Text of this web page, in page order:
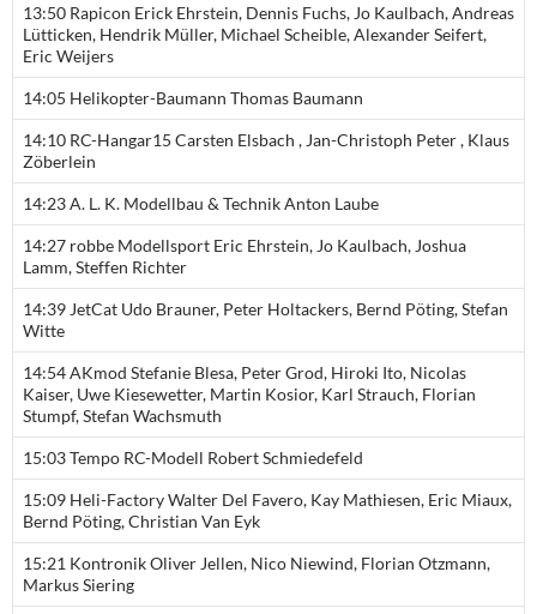
13:50 Rapicon Erick Ehrstein, Dennis Fuchs, Jo Kaulbach, Andreas
Lütticken, Hendrik Müller, Michael Scheible, Alexander Seifert,
Eric Weijers
14:05 Helikopter-Baumann Thomas Baumann
14:10 RC-Hangar15 Carsten Elsbach , Jan-Christoph Peter , Klaus
Zöberlein
14:23 A. L. K. Modellbau & Technik Anton Laube
14:27 robbe Modellsport Eric Ehrstein, Jo Kaulbach, Joshua
Lamm, Steffen Richter
14:39 JetCat Udo Brauner, Peter Holtackers, Bernd Pöting, Stefan
Witte
14:54 AKmod Stefanie Blesa, Peter Grod, Hiroki Ito, Nicolas
Kaiser, Uwe Kiesewetter, Martin Kosior, Karl Strauch, Florian
Stumpf, Stefan Wachsmuth
15:03 Tempo RC-Modell Robert Schmiedefeld
15:09 Heli-Factory Walter Del Favero, Kay Mathiesen, Eric Miaux,
Bernd Pöting, Christian Van Eyk
15:21 Kontronik Oliver Jellen, Nico Niewind, Florian Otzmann,
Markus Siering